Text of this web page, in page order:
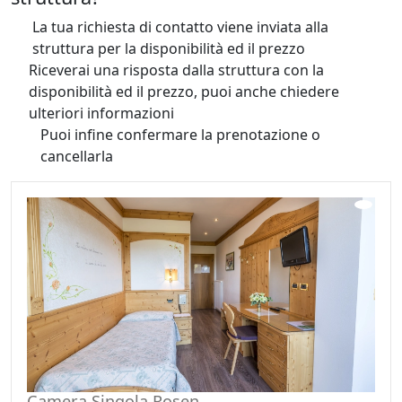
fiori e rose. Vicino al Blumen Hotel Belsoggiorno a
Malosco, si trova il Dolomiti Golf Club di Sarnonico,
campo di 18 buche. Se sei un amante delle due ruote,
devi sapere che la mia Val di Non è una terra di grande
storia del ciclismo. Segna sul calendario: il Trofeo
Melinda e il Giro del Trentino Donne. Ti piace
camminare? Scopri gli itinerari mozzafiato del Gruppo
aspettano le aree sciistiche della Val di Non: Passo della
Mendola sul Monte Roen, in località Campi di Golf,
Ruffrè-Mendola sul Monte Nock, Altopiano della
Predaia, Ciasazze, Maddalene e il Centro fondo delle
Regole di Malosco...
La tua richiesta di contatto viene inviata alla
struttura per la disponibilità ed il prezzo
Riceverai una risposta dalla struttura con la
disponibilità ed il prezzo, puoi anche chiedere
ulteriori informazioni
Puoi infine confermare la prenotazione o
cancellarla